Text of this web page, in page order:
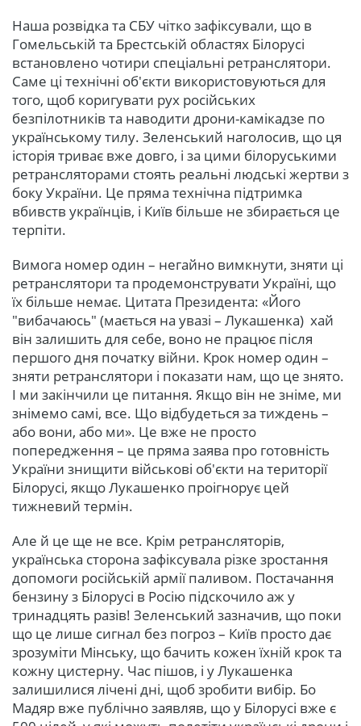
Наша розвідка та СБУ чітко зафіксували, що в
Гомельській та Брестській областях Білорусі
встановлено чотири спеціальні ретранслятори.
Саме ці технічні об'єкти використовуються для
того, щоб коригувати рух російських
безпілотників та наводити дрони-камікадзе по
українському тилу. Зеленський наголосив, що ця
історія триває вже довго, і за цими білоруськими
ретрансляторами стоять реальні людські жертви з
боку України. Це пряма технічна підтримка
вбивств українців, і Київ більше не збирається це
терпіти.
Вимога номер один – негайно вимкнути, зняти ці
ретранслятори та продемонструвати Україні, що
їх більше немає. Цитата Президента: «Його
"вибачаюсь" (мається на увазі – Лукашенка) хай
він залишить для себе, воно не працює після
першого дня початку війни. Крок номер один –
зняти ретранслятори і показати нам, що це знято.
І ми закінчили це питання. Якщо він не зніме, ми
знімемо самі, все. Що відбудеться за тиждень –
або вони, або ми». Це вже не просто
попередження – це пряма заява про готовність
України знищити військові об'єкти на території
Білорусі, якщо Лукашенко проігнорує цей
тижневий термін.
Але й це ще не все. Крім ретрансляторів,
українська сторона зафіксувала різке зростання
допомоги російській армії паливом. Постачання
бензину з Білорусі в Росію підскочило аж у
тринадцять разів! Зеленський зазначив, що поки
що це лише сигнал без погроз – Київ просто дає
зрозуміти Мінську, що бачить кожен їхній крок та
кожну цистерну. Час пішов, і у Лукашенка
залишилися лічені дні, щоб зробити вибір. Бо
Мадяр вже публічно заявляв, що у Білорусі вже є